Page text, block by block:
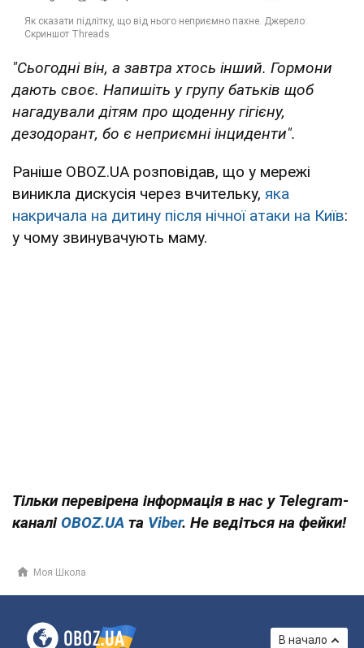
"Сьогодні він, а завтра хтось інший. Гормони
дають своє. Напишіть у групу батьків щоб
нагадували дітям про щоденну гігієну,
дезодорант, бо є неприємні інциденти".
Раніше OBOZ.UA розповідав, що у мережі
виникла дискусія через вчительку, яка
накричала на дитину після нічної атаки на Київ:
у чому звинувачують маму.
Тільки перевірена інформація в нас у Telegram-
каналі OBOZ.UA та Viber. Не ведіться на фейки!
Моя Школа
В начало